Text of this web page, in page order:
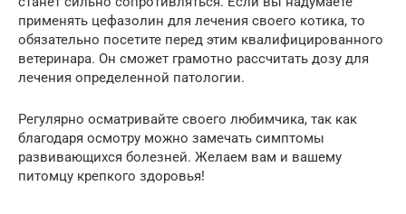
применять цефазолин для лечения своего котика, то
обязательно посетите перед этим квалифицированного
ветеринара. Он сможет грамотно рассчитать дозу для
лечения определенной патологии.
Регулярно осматривайте своего любимчика, так как
благодаря осмотру можно замечать симптомы
развивающихся болезней. Желаем вам и вашему
питомцу крепкого здоровья!